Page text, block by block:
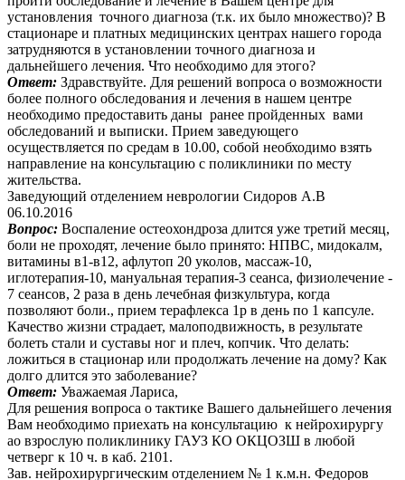
установления точного диагноза (т.к. их было множество)? В
стационаре и платных медицинских центрах нашего города
затрудняются в установлении точного диагноза и
дальнейшего лечения. Что необходимо для этого?
Ответ: Здравствуйте. Для решений вопроса о возможности
более полного обследования и лечения в нашем центре
необходимо предоставить даны ранее пройденных вами
обследований и выписки. Прием заведующего
осуществляется по средам в 10.00, собой необходимо взять
направление на консультацию с поликлиники по месту
жительства.
Заведующий отделением неврологии Сидоров А.В
06.10.2016
Вопрос: Воспаление остеохондроза длится уже третий месяц,
боли не проходят, лечение было принято: НПВС, мидокалм,
витамины в1-в12, афлутоп 20 уколов, массаж-10,
иглотерапия-10, мануальная терапия-3 сеанса, физиолечение -
7 сеансов, 2 раза в день лечебная физкультура, когда
позволяют боли., прием терафлекса 1р в день по 1 капсуле.
Качество жизни страдает, малоподвижность, в результате
болеть стали и суставы ног и плеч, копчик. Что делать:
ложиться в стационар или продолжать лечение на дому? Как
долго длится это заболевание?
Ответ: Уважаемая Лариса,
Для решения вопроса о тактике Вашего дальнейшего лечения
Вам необходимо приехать на консультацию к нейрохирургу
ао взрослую поликлинику ГАУЗ КО ОКЦОЗШ в любой
четверг к 10 ч. в каб. 2101.
Зав. нейрохирургическим отделением № 1 к.м.н. Федоров